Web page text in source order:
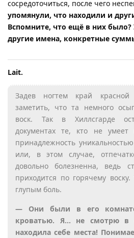
сосредоточиться, после чего
упомянули, что находили и
Вспомните, что ещё в них
другие имена, конкретные
Lait.​
Задев ногтем край
заметить, что та немного
воск. Так в Хиллсгарде
документах те, кто не умеет
принадлежность
или, в этом случае,
довольно болезненна, ведь
приходится по горячему
глупым боль.
— Они были в его
кроватью. Я… не смотрю
находила себе места!